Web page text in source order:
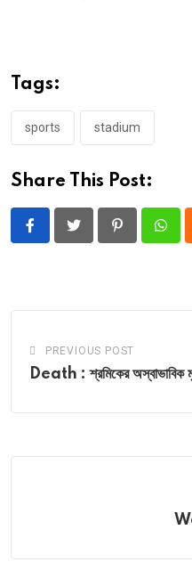
Tags:
sports stadium
Share This Post:
Pinterest
PREVIOUS POST
Death : শ্রমিকের অস্বাভাবিক